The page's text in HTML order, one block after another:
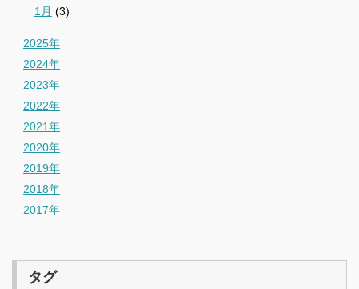
1月 (3)
2025年
2024年
2023年
2022年
2021年
2020年
2019年
2018年
2017年
タグ